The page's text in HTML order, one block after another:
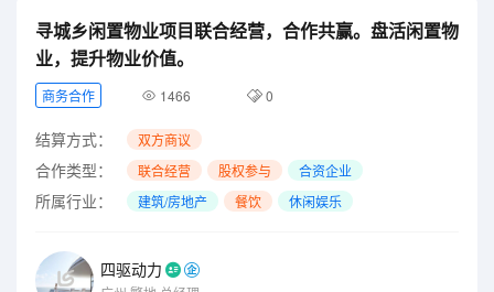
寻城乡闲置物业项目联合经营，合作共赢。盘活闲置物
业，提升物业价值。
商务合作 1466 0
结算方式： 双方商议
合作类型： 联合经营 股权参与 合资企业
所属行业： 建筑/房地产 餐饮 休闲娱乐
四驱动力